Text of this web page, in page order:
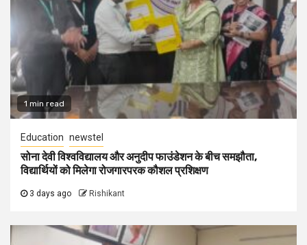
1 min read
Education newstel
सोना देवी विश्वविद्यालय और अनुदीप फाउंडेशन के बीच समझौता,
विद्यार्थियों को मिलेगा रोजगारपरक कौशल प्रशिक्षण
3 days ago Rishikant